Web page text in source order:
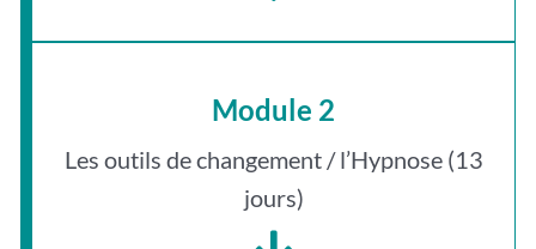
Module 2
Les outils de changement / l’Hypnose (13
jours)